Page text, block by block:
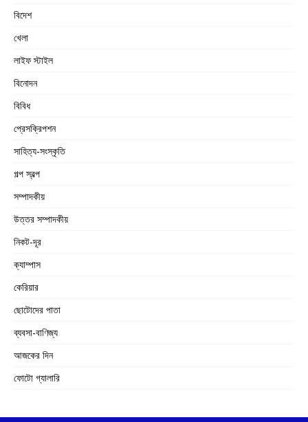
বিদেশ
খেলা
লাইফ স্টাইল
বিনোদন
বিবিধ
প্রেসক্রিপশন
সাহিত্য-সংস্কৃতি
গল্প স্বল্প
সম্পাদকীয়
উত্তর সম্পাদকীয়
নিকট-দূর
ক্যাম্পাস
কেরিয়ার
ছোটোদের পাতা
ব্যবসা-বাণিজ্য
আজকের দিন
ফোটো গ্যালারি